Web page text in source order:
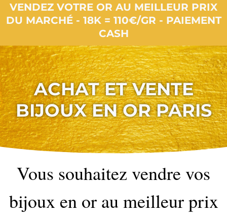
VENDEZ VOTRE OR AU MEILLEUR PRIX
DU MARCHÉ - 18K = 110€/GR - PAIEMENT
CASH
ACHAT ET VENTE
BIJOUX EN OR PARIS
Vous souhaitez vendre vos
bijoux en or au meilleur prix